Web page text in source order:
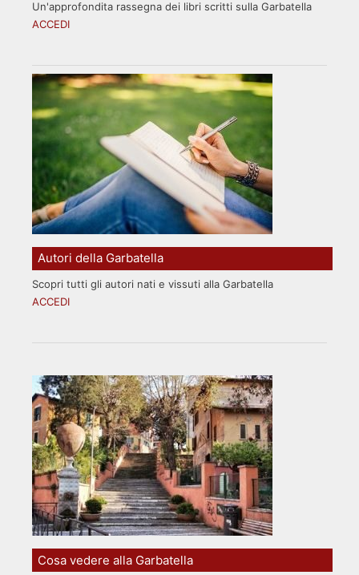
Un'approfondita rassegna dei libri scritti sulla Garbatella
ACCEDI
Autori della Garbatella
Scopri tutti gli autori nati e vissuti alla Garbatella
ACCEDI
Cosa vedere alla Garbatella